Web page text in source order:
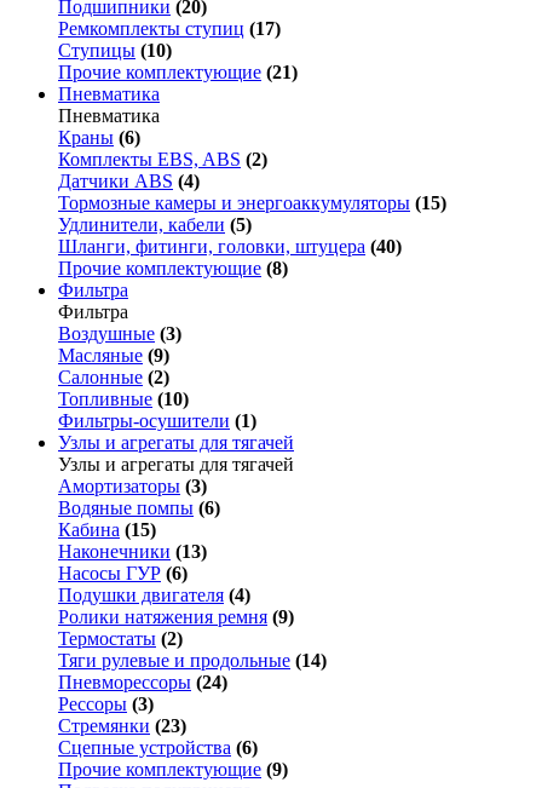
Подшипники (20)
Ремкомплекты ступиц (17)
Ступицы (10)
Прочие комплектующие (21)
Пневматика
Пневматика
Краны (6)
Комплекты EBS, ABS (2)
Датчики ABS (4)
Тормозные камеры и энергоаккумуляторы (15)
Удлинители, кабели (5)
Шланги, фитинги, головки, штуцера (40)
Прочие комплектующие (8)
Фильтра
Фильтра
Воздушные (3)
Масляные (9)
Салонные (2)
Топливные (10)
Фильтры-осушители (1)
Узлы и агрегаты для тягачей
Узлы и агрегаты для тягачей
Амортизаторы (3)
Водяные помпы (6)
Кабина (15)
Наконечники (13)
Насосы ГУР (6)
Подушки двигателя (4)
Ролики натяжения ремня (9)
Термостаты (2)
Тяги рулевые и продольные (14)
Пневморессоры (24)
Рессоры (3)
Стремянки (23)
Сцепные устройства (6)
Прочие комплектующие (9)